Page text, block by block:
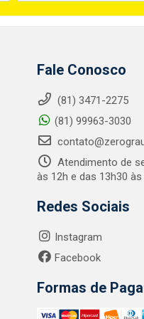
Fale Conosco
(81) 3471-2275
(81) 99963-3030
Atendimento de
às 12h e das 13h30 às
Redes Sociais
Instagram
Facebook
Formas de